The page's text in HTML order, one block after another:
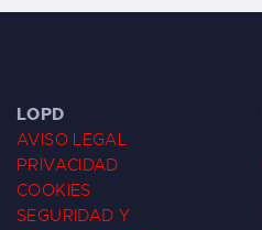
LOPD
AVISO LEGAL
PRIVACIDAD
COOKIES
SEGURIDAD Y